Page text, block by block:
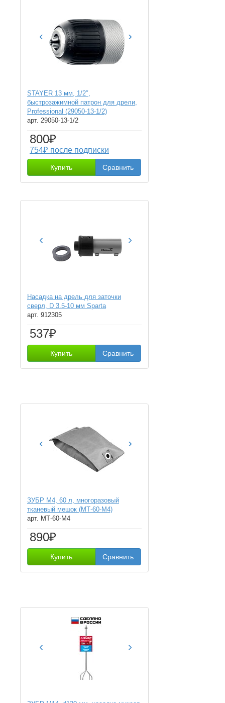
‹ ›
STAYER 13 мм, 1/2″,
быстрозажимной патрон для дрели,
Professional (29050-13-1/2)
арт. 29050-13-1/2
800₽
754₽ после подписки
Купить Сравнить
‹ ›
Насадка на дрель для заточки
сверл, D 3.5-10 мм Sparta
арт. 912305
537₽
Купить Сравнить
‹ ›
ЗУБР М4, 60 л, многоразовый
тканевый мешок (МТ-60-М4)
арт. МТ-60-М4
890₽
Купить Сравнить
‹ ›